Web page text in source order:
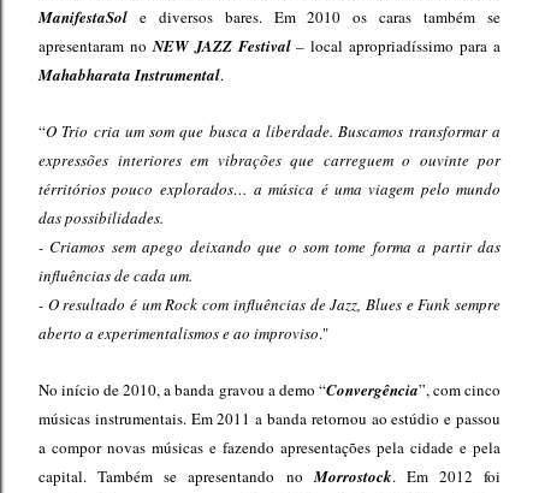
ManifestaSol e diversos bares. Em 2010 os caras também se
apresentaram noNEW JAZZ Festival– local apropriadíssimo para a
Mahabharata Instrumental.
“O Trio cria um som que busca a liberdade. Buscamos transformar a
expressões interiores em vibrações que carreguem o ouvinte por
térritórios pouco explorados… a música é uma viagem pelo mundo
das possibilidades.
- Criamos sem apego deixando que o som tome forma a partir das
influências de cada um.
- O resultado é um Rock com influências de Jazz, Blues e Funk sempre
aberto a experimentalismos e ao improviso."
No início de 2010, a banda gravou a demo “Convergência”, com cinco
músicas instrumentais. Em 2011 a banda retornou ao estúdio e passou
a compor novas músicas e fazendo apresentações pela cidade e pela
capital. Também se apresentando noMorrostock. Em 2012 foi